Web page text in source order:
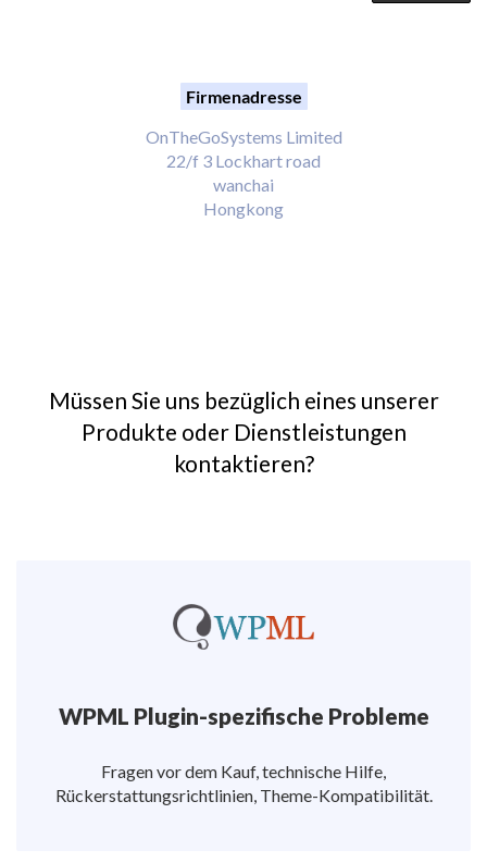
Firmenadresse
OnTheGoSystems Limited
22/f 3 Lockhart road
wanchai
Hongkong
Müssen Sie uns bezüglich eines unserer
Produkte oder Dienstleistungen
kontaktieren?
WPML Plugin-spezifische Probleme
Fragen vor dem Kauf, technische Hilfe,
Rückerstattungsrichtlinien, Theme-Kompatibilität.